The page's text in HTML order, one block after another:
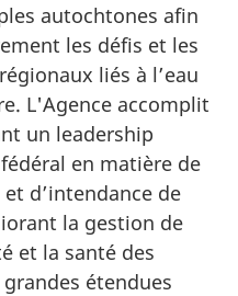
autochtones afin
les défis et les
liés à l’eau
L'Agence accomplit
un leadership
en matière de
d’intendance de
la gestion de
et la santé des
étendues